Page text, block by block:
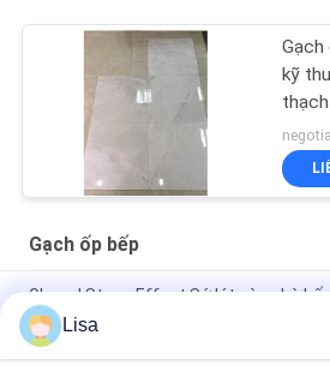
kỹ
tráng
Gạch ốp bếp
Glazed Stone Effect Sứ lát sàn nhà
hoa văn lồi
Gạch ốp tường bằng đá tự nhiên /
Lisa